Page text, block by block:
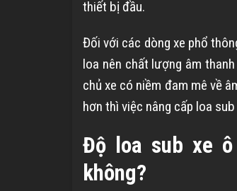
thiết bị đầu.
Đối với các dòng xe phổ
loa nên chất lượng âm
chủ xe có niềm đam mê về
hơn thì việc nâng cấp loa
Độ loa sub xe
không?